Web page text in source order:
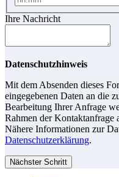
Ihre Nachricht
Datenschutzhinweis
Mit dem Absenden dieses
eingegebenen Daten an die
Bearbeitung Ihrer Anfrage
Rahmen der Kontaktanfrage
Nähere Informationen zur
Datenschutzerklärung.
Nächster Schritt